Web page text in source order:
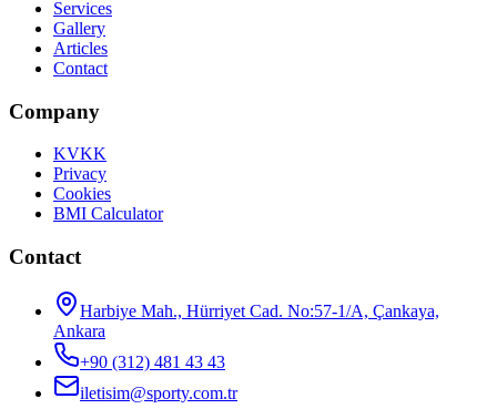
Services
Gallery
Articles
Contact
Company
KVKK
Privacy
Cookies
BMI Calculator
Contact
Harbiye Mah., Hürriyet Cad. No:57-1/A, Çankaya,
Ankara
+90 (312) 481 43 43
iletisim@sporty.com.tr